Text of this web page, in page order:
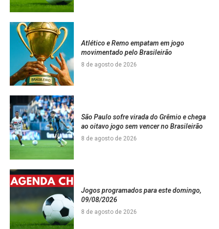
Atlético e Remo empatam em jogo
movimentado pelo Brasileirão
8 de agosto de 2026
São Paulo sofre virada do Grêmio e chega
ao oitavo jogo sem vencer no Brasileirão
8 de agosto de 2026
Jogos programados para este domingo,
09/08/2026
8 de agosto de 2026